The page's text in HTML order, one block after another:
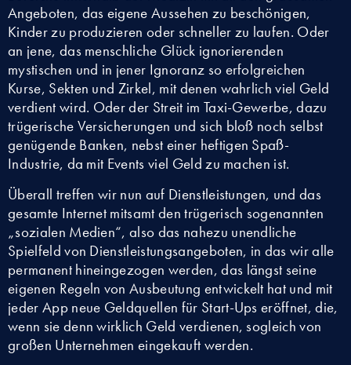
Angeboten, das eigene Aussehen zu beschönigen,
Kinder zu produzieren oder schneller zu laufen. Oder
an jene, das menschliche Glück ignorierenden
mystischen und in jener Ignoranz so erfolgreichen
Kurse, Sekten und Zirkel, mit denen wahrlich viel Geld
verdient wird. Oder der Streit im Taxi-Gewerbe, dazu
trügerische Versicherungen und sich bloß noch selbst
genügende Banken, nebst einer heftigen Spaß-
Industrie, da mit Events viel Geld zu machen ist.
Überall treffen wir nun auf Dienstleistungen, und das
gesamte Internet mitsamt den trügerisch sogenannten
„sozialen Medien“, also das nahezu unendliche
Spielfeld von Dienstleistungsangeboten, in das wir alle
permanent hineingezogen werden, das längst seine
eigenen Regeln von Ausbeutung entwickelt hat und mit
jeder App neue Geldquellen für Start-Ups eröffnet, die,
wenn sie denn wirklich Geld verdienen, sogleich von
großen Unternehmen eingekauft werden.